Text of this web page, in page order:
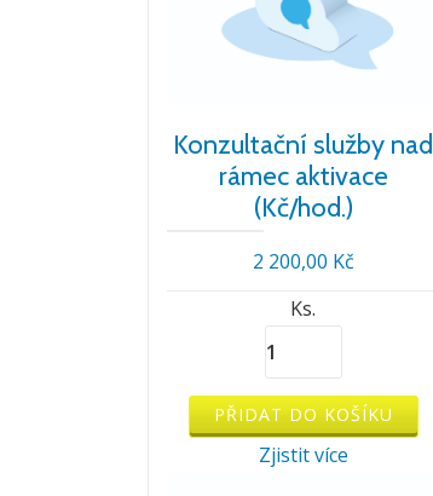
Konzultační služby nad
rámec aktivace
(Kč/hod.)
2 200,00 Kč
Ks.
Konzultační
služby
nad
rámec
PŘIDAT DO KOŠÍKU
Zjistit více